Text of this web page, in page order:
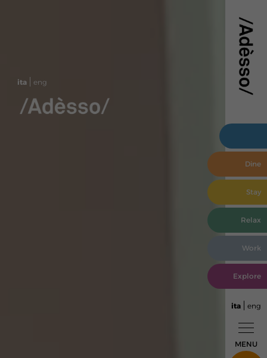
ita eng
MENU
ita eng
Dine
Stay
Relax
Work
Explore